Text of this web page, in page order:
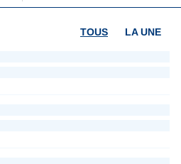
LA UNE
TOUS